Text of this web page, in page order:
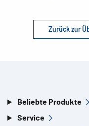
Zurück zur
Beliebte Produkte
Service